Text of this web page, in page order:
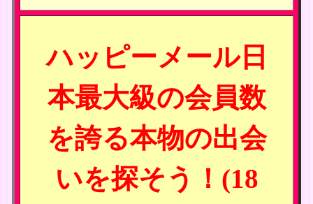
ハッピーメール日
本最大級の会員数
を誇る本物の出会
いを探そう！(18